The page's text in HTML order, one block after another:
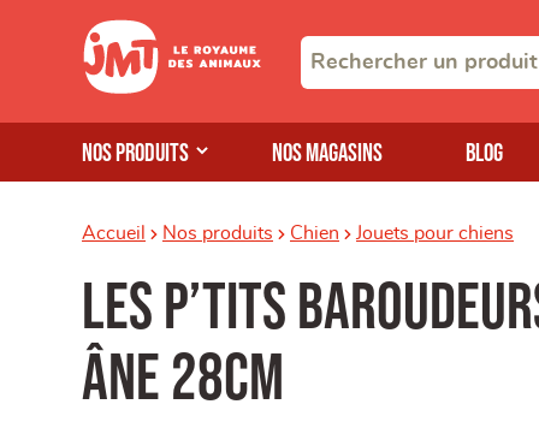
Nos produits Nos magasins Blog
Accueil Nos produits Chien Jouets pour chiens
Les P’tits
Âne 28cm